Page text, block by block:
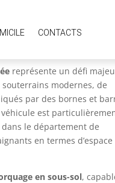
CONTACTS
représente un défi
souterrains modernes, de
par des bornes et
est
le département de
en termes d’espace
en sous-sol,